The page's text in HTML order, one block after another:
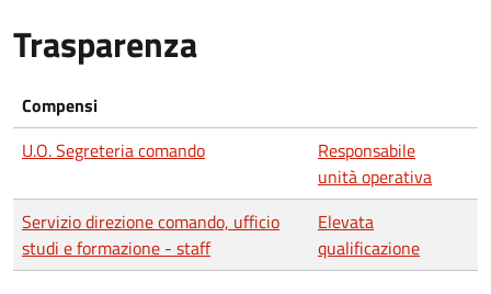
Trasparenza
Compensi
U.O. Segreteria comando
Responsabile
unità operativa
Servizio direzione comando, ufficio
studi e formazione - staff
Elevata
qualificazione